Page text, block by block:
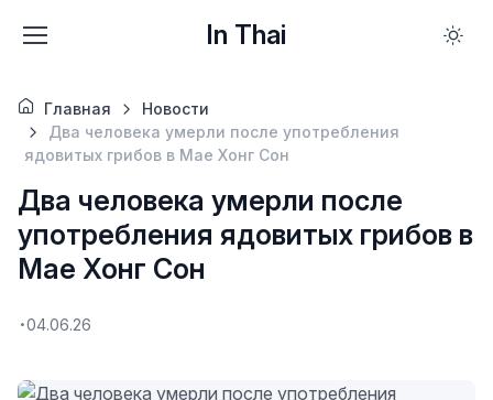
In Thai
Главная
Новости
Два человека умерли после употребления
ядовитых грибов в Мае Хонг Сон
Два человека умерли после
употребления ядовитых грибов в
Мае Хонг Сон
04.06.26